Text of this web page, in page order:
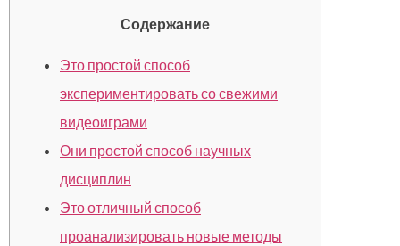
Содержание
Это простой способ
экспериментировать со свежими
видеоиграми
Они простой способ научных
дисциплин
Это отличный способ
проанализировать новые методы